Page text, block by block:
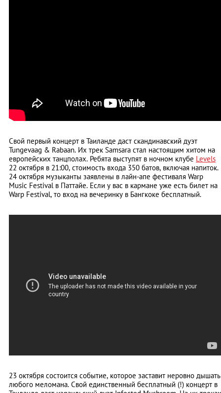
Свой первый концерт в Таиланде даст скандинавский дуэт
Tungevaag & Rabaan. Их трек Samsara стал настоящим хитом на
европейских танцполах. Ребята выступят в ночном клубе Levels
22 октября в 21:00, стоимость входа 350 батов, включая напиток.
24 октября музыканты заявлены в лайн-апе фестиваля Warp
Music Festival в Паттайе. Если у вас в кармане уже есть билет на
Warp Festival, то вход на вечеринку в Бангкоке бесплатный.
23 октября состоится событие, которое заставит неровно дышать
любого меломана. Свой единственный бесплатный (!) концерт в